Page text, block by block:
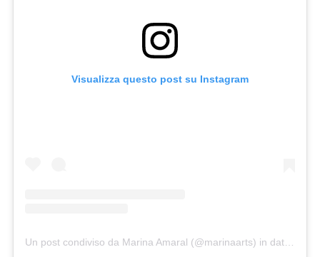
Visualizza questo post su Instagram
Un post condiviso da Marina Amaral (@marinaarts) in data: